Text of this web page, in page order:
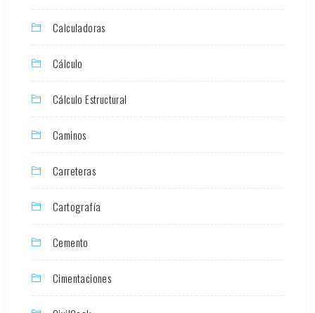
Calculadoras
Cálculo
Cálculo Estructural
Caminos
Carreteras
Cartografía
Cemento
Cimentaciones